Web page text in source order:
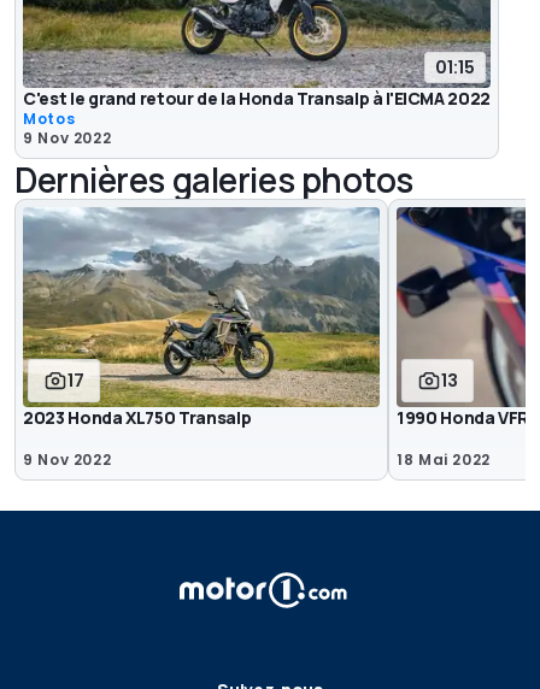
01:15
C'est le grand retour de la Honda Transalp à l'EICMA 2022
Motos
9 Nov 2022
Dernières galeries photos
17
2023 Honda XL750 Transalp
9 Nov 2022
13
1990 Honda
18 Mai 2022